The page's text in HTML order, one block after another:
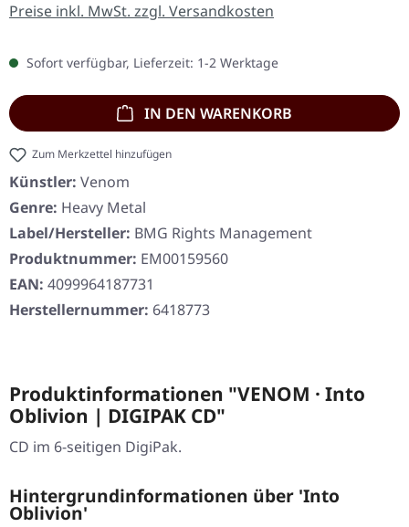
Preise inkl. MwSt. zzgl. Versandkosten
Sofort verfügbar, Lieferzeit: 1-2 Werktage
IN DEN WARENKORB
Zum Merkzettel hinzufügen
Künstler: Venom
Genre: Heavy Metal
Label/Hersteller: BMG Rights Management
Produktnummer: EM00159560
EAN: 4099964187731
Herstellernummer: 6418773
Produktinformationen "VENOM · Into
Oblivion | DIGIPAK CD"
CD im 6-seitigen DigiPak.
Hintergrundinformationen über 'Into
Oblivion'